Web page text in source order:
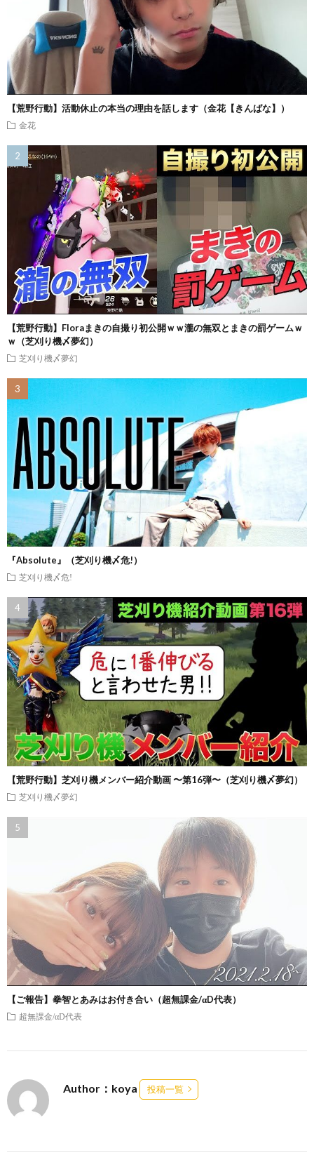
【荒野行動】活動休止の本当の理由を話します（金花【きんばな】）
金花
【荒野行動】Floraまきの自撮り初公開ｗｗ瀧の無双とまきの罰ゲームｗ
ｗ（芝刈り機〆夢幻）
芝刈り機〆夢幻
『Absolute』（芝刈り機〆危!）
芝刈り機〆危!
【荒野行動】芝刈り機メンバー紹介動画 〜第16弾〜（芝刈り機〆夢幻）
芝刈り機〆夢幻
【ご報告】拳智とあみはお付き合い（超無課金/αD代表）
超無課金/αD代表
Author：koya 投稿一覧